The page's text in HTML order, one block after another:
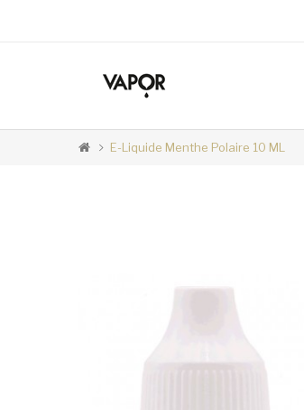
E-Liquide Menthe Polaire 10 ML